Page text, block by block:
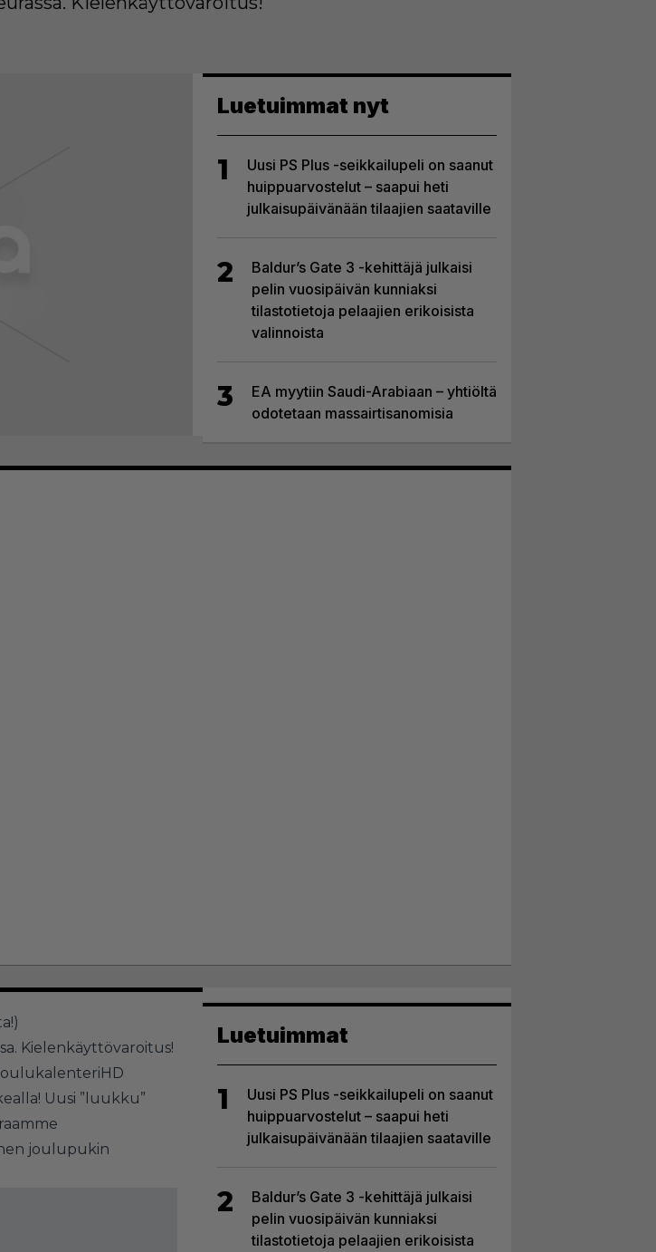
Luetuimmat nyt
1
Uusi PS Plus -seikkailupeli on saanut
huippuarvostelut – saapui heti
julkaisupäivänään tilaajien saataville
2
Baldur’s Gate 3 -kehittäjä julkaisi
pelin vuosipäivän kunniaksi
tilastotietoja pelaajien erikoisista
valinnoista
3
EA myytiin Saudi-Arabiaan – yhtiöltä
odotetaan massairtisanomisia
)
Kielenkäyttövaroitus!
Uusi ”luukku”
joulupukin
Luetuimmat
1
Uusi PS Plus -seikkailupeli on saanut
huippuarvostelut – saapui heti
julkaisupäivänään tilaajien saataville
2
Baldur’s Gate 3 -kehittäjä julkaisi
pelin vuosipäivän kunniaksi
tilastotietoja pelaajien erikoisista